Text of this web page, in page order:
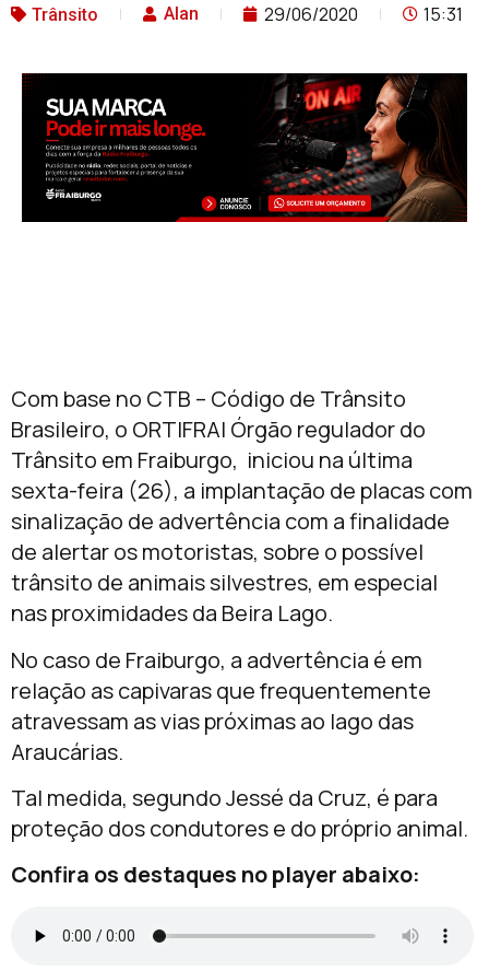
Trânsito Alan 29/06/2020 15:31
Com base no CTB – Código de Trânsito
Brasileiro, o ORTIFRAI Órgão regulador do
Trânsito em Fraiburgo, iniciou na última
sexta-feira (26), a implantação de placas com
sinalização de advertência com a finalidade
de alertar os motoristas, sobre o possível
trânsito de animais silvestres, em especial
nas proximidades da Beira Lago.
No caso de Fraiburgo, a advertência é em
relação as capivaras que frequentemente
atravessam as vias próximas ao lago das
Araucárias.
Tal medida, segundo Jessé da Cruz, é para
proteção dos condutores e do próprio animal.
Confira os destaques no player abaixo: